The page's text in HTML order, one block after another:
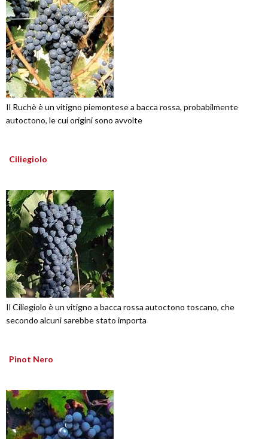
Il Ruchè è un vitigno piemontese a bacca rossa, probabilmente
autoctono, le cui origini sono avvolte
Ciliegiolo
Il Ciliegiolo è un vitigno a bacca rossa autoctono toscano, che
secondo alcuni sarebbe stato importa
Pinot Nero